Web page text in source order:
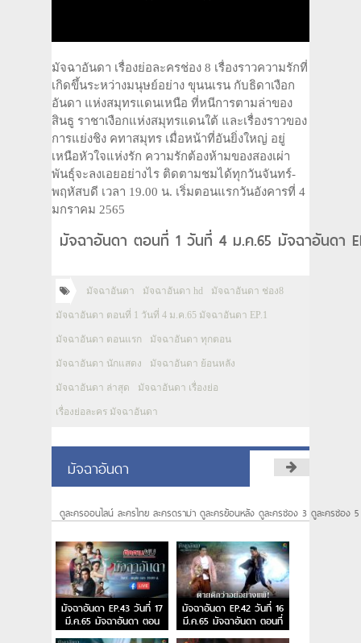
มัจฉาอันดา เรื่องย่อละครช่อง 8 เรื่องราวความรักที่
เกิดขึ้นระหว่างมนุษย์อย่าง ขุนนเรน กับธิดาเงือก
อันดา แห่งสมุทรแดนเหนือ ที่หนีการตามล่าของ
สินธู ราชาเงือกแห่งสมุทรแดนใต้ และเรื่องราวของ
การแย่งชิง คทาสมุทร เมื่อหน้าที่อันยิ่งใหญ่ อยู่
เหนือหัวใจแห่งรัก ความรักต้องห้ามของสองเผ่า
พันธุ์จะลงเอยอย่างไร ติดตามชมได้ทุกวันจันทร์-
พฤหัสบดี เวลา 19.00 น. เริ่มตอนแรกวันอังคารที่ 4
มกราคม 2565
มัจฉาอันดา ตอนที่ 1 วันที่ 4 ม.ค.65 มัจฉาอันดา
มัจฉาอันดา มัจฉาอันดา hd มัจฉาอันดา ช่อง8
มัจฉาอันดา ตอนที่ 1 วันที่ 4 ม.ค.65 มัจฉาอันดา EP.1
มัจฉาอันดา ตอนแรก มัจฉาอันดา ทุกตอน
มัจฉาอันดา นักแสดง มัจฉาอันดา ย้อนหลัง
มัจฉาอันดา ล่าสุด มัจฉาอันดา เรื่องย่อ
เรื่องย่อละคร มัจฉาอันดา
มัจฉาอันดา
ดูละครออนไลน์ ละครไทย ละครดราม่า ดูละครย้อนหลัง ดูละครช่อง 3 ดูละครช่อง
มัจฉาอันดา EP.43 วันที่ 17
มี.ค.65 มัจฉาอันดา ตอน
จบ
มัจฉาอันดา EP.42 วันที่ 16
มี.ค.65 มัจฉาอันดา ตอนที่
42